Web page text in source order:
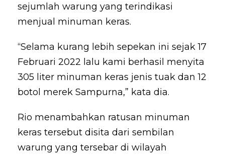
sejumlah warung yang terindikasi
menjual minuman keras.
“Selama kurang lebih sepekan ini sejak 17
Februari 2022 lalu kami berhasil menyita
305 liter minuman keras jenis tuak dan 12
botol merek Sampurna,” kata dia.
Rio menambahkan ratusan minuman
keras tersebut disita dari sembilan
warung yang tersebar di wilayah